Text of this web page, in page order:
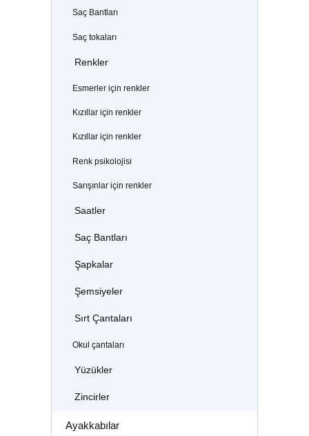
Saç Bantları
Saç tokaları
Renkler
Esmerler için renkler
Kızıllar için renkler
Kızıllar için renkler
Renk psikolojisi
Sarışınlar için renkler
Saatler
Saç Bantları
Şapkalar
Şemsiyeler
Sırt Çantaları
Okul çantaları
Yüzükler
Zincirler
Ayakkabılar